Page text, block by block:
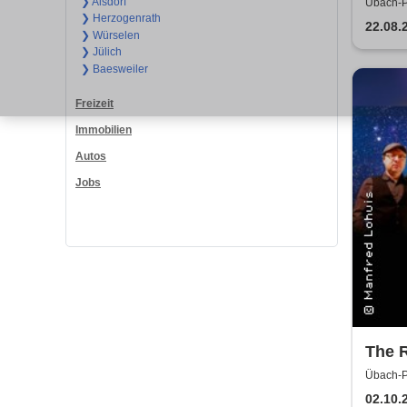
❯ Herzogenrath
❯ Würselen
❯ Jülich
❯ Baesweiler
Freizeit
Immobilien
Autos
Jobs
Übach-
The
Übach-